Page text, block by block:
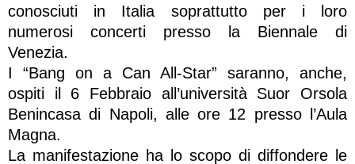
conosciuti in Italia soprattutto per i loro
numerosi concerti presso la Biennale di
Venezia.
I “Bang on a Can All-Star” saranno, anche,
ospiti il 6 Febbraio all’università Suor Orsola
Benincasa di Napoli, alle ore 12 presso l’Aula
Magna.
La manifestazione ha lo scopo di diffondere le